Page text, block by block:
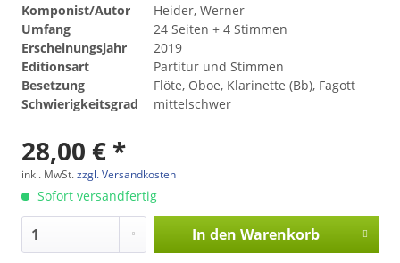
Komponist/Autor
Heider, Werner
Umfang
24 Seiten + 4 Stimmen
Erscheinungsjahr
2019
Editionsart
Partitur und Stimmen
Besetzung
Flöte, Oboe, Klarinette (Bb), Fagott
Schwierigkeitsgrad
mittelschwer
28,00 € *
inkl. MwSt.zzgl. Versandkosten
Sofort versandfertig
In den Warenkorb